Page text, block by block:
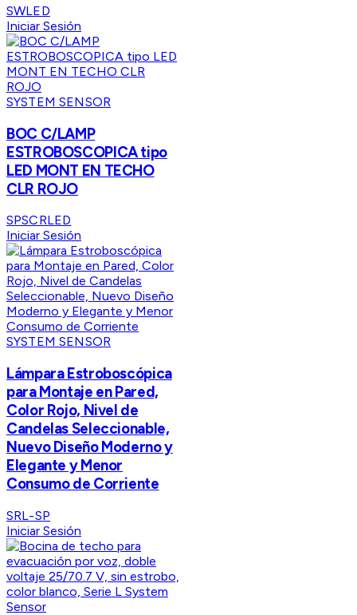
SWLED
Iniciar Sesión
SYSTEM SENSOR
BOC C/LAMP
ESTROBOSCOPICA tipo
LED MONT EN TECHO
CLR ROJO
SPSCRLED
Iniciar Sesión
SYSTEM SENSOR
Lámpara Estroboscópica
para Montaje en Pared,
Color Rojo, Nivel de
Candelas Seleccionable,
Nuevo Diseño Moderno y
Elegante y Menor
Consumo de Corriente
SRL-SP
Iniciar Sesión